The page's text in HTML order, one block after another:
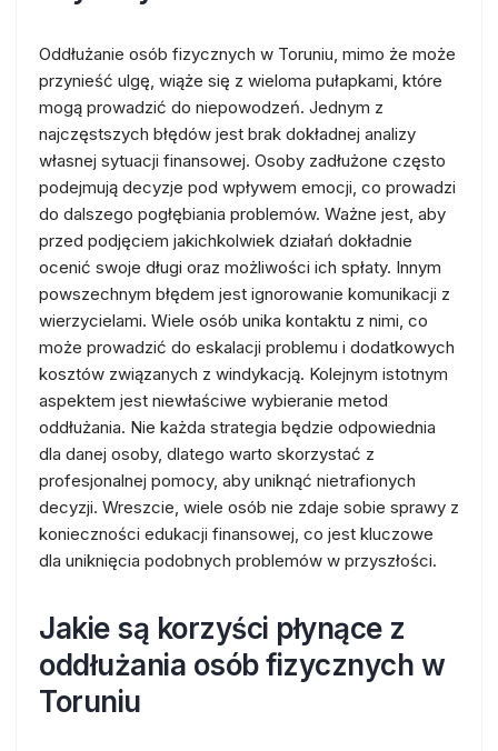
Oddłużanie osób fizycznych w Toruniu, mimo że może
przynieść ulgę, wiąże się z wieloma pułapkami, które
mogą prowadzić do niepowodzeń. Jednym z
najczęstszych błędów jest brak dokładnej analizy
własnej sytuacji finansowej. Osoby zadłużone często
podejmują decyzje pod wpływem emocji, co prowadzi
do dalszego pogłębiania problemów. Ważne jest, aby
przed podjęciem jakichkolwiek działań dokładnie
ocenić swoje długi oraz możliwości ich spłaty. Innym
powszechnym błędem jest ignorowanie komunikacji z
wierzycielami. Wiele osób unika kontaktu z nimi, co
może prowadzić do eskalacji problemu i dodatkowych
kosztów związanych z windykacją. Kolejnym istotnym
aspektem jest niewłaściwe wybieranie metod
oddłużania. Nie każda strategia będzie odpowiednia
dla danej osoby, dlatego warto skorzystać z
profesjonalnej pomocy, aby uniknąć nietrafionych
decyzji. Wreszcie, wiele osób nie zdaje sobie sprawy z
konieczności edukacji finansowej, co jest kluczowe
dla uniknięcia podobnych problemów w przyszłości.
Jakie są korzyści płynące z
oddłużania osób fizycznych w
Toruniu